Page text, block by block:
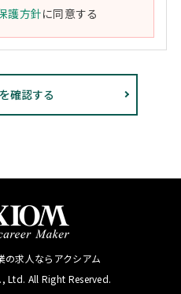
護方針に同意する
の求人ならアクシアム
Ltd. All Right Reserved.